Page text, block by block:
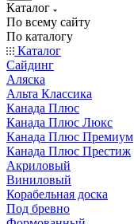
Каталог
По всему сайту
По каталогу
Каталог
Сайдинг
Аляска
Альта Классика
Канада Плюс
Канада Плюс Люкс
Канада Плюс Премиум
Канада Плюс Престиж
Акриловый
Виниловый
Корабельная доска
Под бревно